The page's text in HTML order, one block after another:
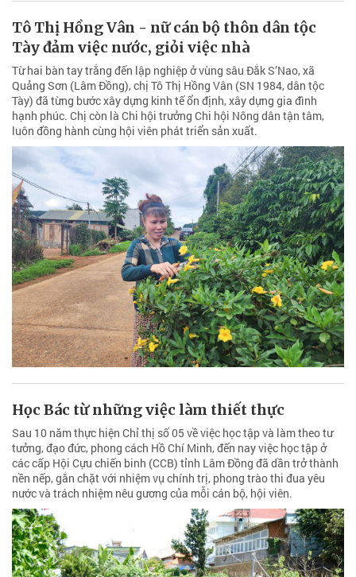
Tô Thị Hồng Vân - nữ cán bộ thôn dân tộc
Tày đảm việc nước, giỏi việc nhà
Từ hai bàn tay trắng đến lập nghiệp ở vùng sâu Đắk S’Nao, xã
Quảng Sơn (Lâm Đồng), chị Tô Thị Hồng Vân (SN 1984, dân tộc
Tày) đã từng bước xây dựng kinh tế ổn định, xây dựng gia đình
hạnh phúc. Chị còn là Chi hội trưởng Chi hội Nông dân tận tâm,
luôn đồng hành cùng hội viên phát triển sản xuất.
Học Bác từ những việc làm thiết thực
Sau 10 năm thực hiện Chỉ thị số 05 về việc học tập và làm theo tư
tưởng, đạo đức, phong cách Hồ Chí Minh, đến nay việc học tập ở
các cấp Hội Cựu chiến binh (CCB) tỉnh Lâm Đồng đã dần trở thành
nền nếp, gắn chặt với nhiệm vụ chính trị, phong trào thi đua yêu
nước và trách nhiệm nêu gương của mỗi cán bộ, hội viên.